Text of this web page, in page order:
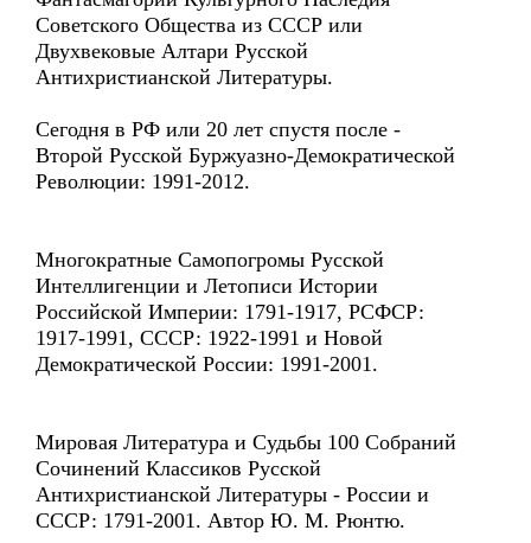
Советского Общества из СССР или
Двухвековые Алтари Русской
Антихристианской Литературы.
Сегодня в РФ или 20 лет спустя после -
Второй Русской Буржуазно-Демократической
Революции: 1991-2012.
Многократные Самопогромы Русской
Интеллигенции и Летописи Истории
Российской Империи: 1791-1917, РСФСР:
1917-1991, СССР: 1922-1991 и Новой
Демократической России: 1991-2001.
Мировая Литература и Судьбы 100 Собраний
Сочинений Классиков Русской
Антихристианской Литературы - России и
СССР: 1791-2001. Автор Ю. М. Рюнтю.